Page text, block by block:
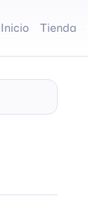
Inicio Tienda